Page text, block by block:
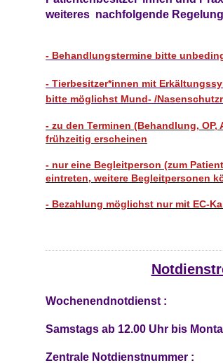
weiteres nachfolgende
- Behandlungstermine bitte
- Tierbesitzer*innen mit
bitte möglichst Mund- /
- zu den Terminen (Behandlung,
frühzeitig erscheinen
- nur eine Begleitperson (zum
eintreten, weitere Begleitpersonen
- Bezahlung möglichst nur mit EC-
Wochenendnotdienst :
Samstags ab 12.00 Uhr bis
Zentrale Notdienstnummer :